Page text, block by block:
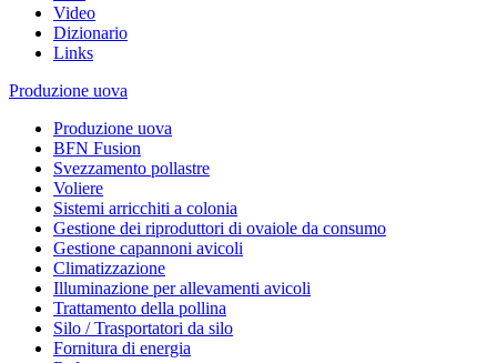
Video
Dizionario
Links
Produzione uova
Produzione uova
BFN Fusion
Svezzamento pollastre
Voliere
Sistemi arricchiti a colonia
Gestione dei riproduttori di ovaiole da consumo
Gestione capannoni avicoli
Climatizzazione
Illuminazione per allevamenti avicoli
Trattamento della pollina
Silo / Trasportatori da silo
Fornitura di energia